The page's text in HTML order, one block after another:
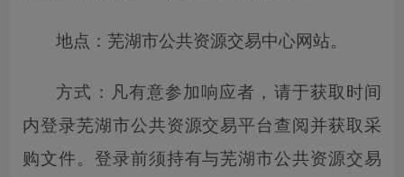
地点：芜湖市公共资源交易中心网站。
方式：凡有意参加响应者，请于获取时间
内登录芜湖市公共资源交易平台查阅并获取采
购文件。登录前须持有与芜湖市公共资源交易